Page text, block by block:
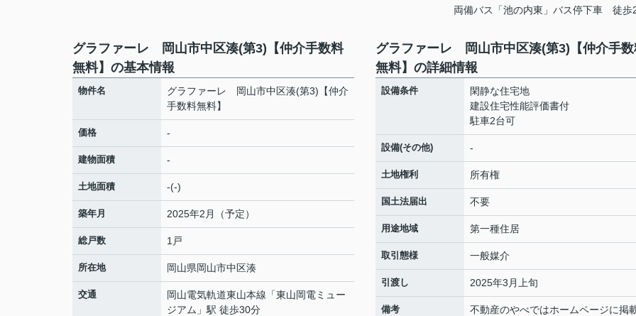
両備バス「池の内東」バス停下車 徒歩
グラファーレ 岡山市中区湊(第3)【仲介手数料
無料】の基本情報
物件名
グラファーレ 岡山市中区湊(第3)【仲介
手数料無料】
価格 -
建物面積 -
土地面積 -(-)
築年月 2025年2月（予定）
総戸数 1戸
所在地 岡山県岡山市中区湊
交通 岡山電気軌道東山本線 「東山岡電ミュー
ジアム 」駅 徒歩30分
グラファーレ 岡山市中区湊(第3)【仲介手数
無料】の詳細情報
設備条件
閑静な住宅地
建設住宅性能評価書付
駐車2台可
設備(その他) -
土地権利 所有権
国土法届出 不要
用途地域 第一種住居
取引態様 一般媒介
引渡し 2025年3月上旬
備考
不動産のやべではホームページに掲